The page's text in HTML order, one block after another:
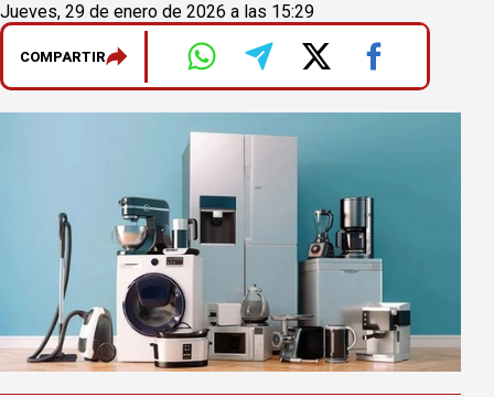
Jueves, 29 de enero de 2026 a las 15:29
COMPARTIR